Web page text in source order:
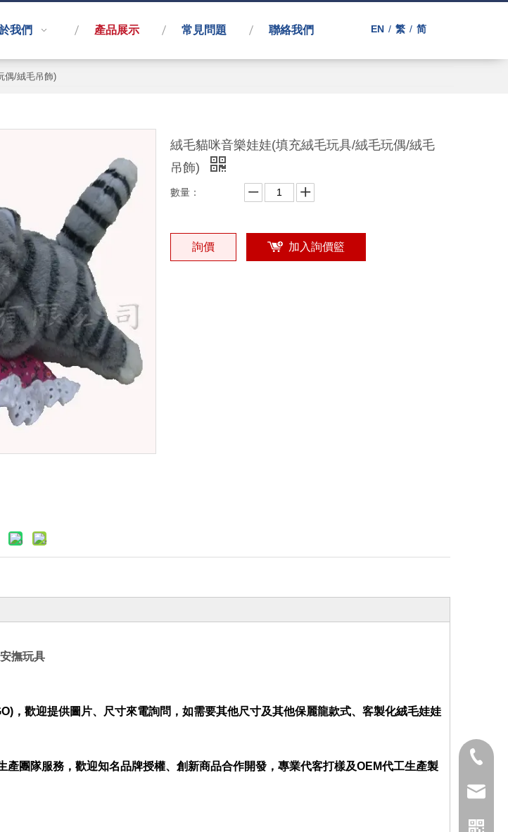
我們 產品展示 常見問題 聯絡我們 EN / 繁 / 简
偶/絨毛吊飾)
絨毛貓咪音樂娃娃(填充絨毛玩具/絨毛玩偶/絨毛
吊飾)
數量：
詢價 加入詢價籃
撫玩具
，歡迎提供圖片、尺寸來電詢問，如需要其他尺寸及其他保麗龍款式、客製化絨毛娃娃
產團隊服務，歡迎知名品牌授權、創新商品合作開發，專業代客打樣及OEM代工生產製
02-